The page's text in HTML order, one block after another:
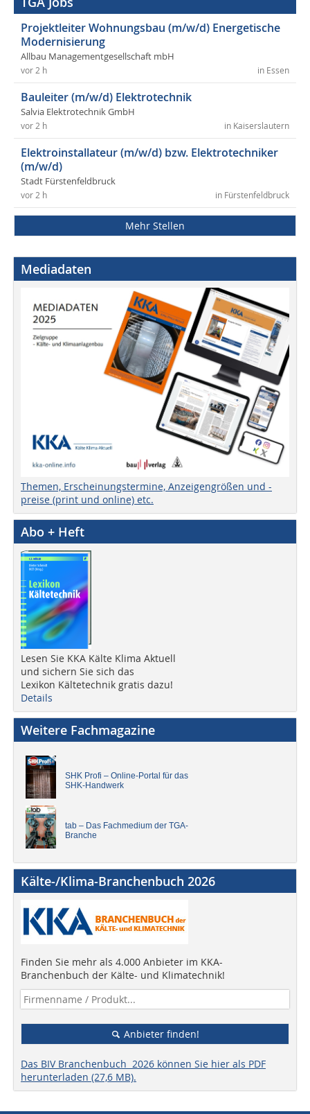
Projektleiter Wohnungsbau (m/w/d) Energetische
Modernisierung
Allbau Managementgesellschaft mbH
in Essen
vor 2 h
Bauleiter (m/w/d) Elektrotechnik
Salvia Elektrotechnik GmbH
in Kaiserslautern
vor 2 h
Elektroinstallateur (m/w/d) bzw. Elektrotechniker
(m/w/d)
Stadt Fürstenfeldbruck
in Fürstenfeldbruck
vor 2 h
Mehr Stellen
Mediadaten
Themen, Erscheinungstermine, Anzeigengrößen und -
preise (print und online) etc.
Abo + Heft
Lesen Sie KKA Kälte Klima Aktuell
und sichern Sie sich das
Lexikon Kältetechnik gratis dazu!
Details
Weitere Fachmagazine
SHK Profi – Online-Portal für das
SHK-Handwerk
tab – Das Fachmedium der TGA-
Branche
Kälte-/Klima-Branchenbuch 2026
Finden Sie mehr als 4.000 Anbieter im KKA-
Branchenbuch der Kälte- und Klimatechnik!
Anbieter finden!
Das BIV Branchenbuch 2026 können Sie hier als PDF
herunterladen (27,6 MB).